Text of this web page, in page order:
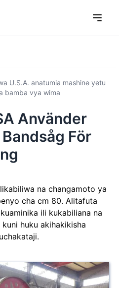
U.S.A. anatumia mashine yetu
bamba vya wima
Använder
För
na changamoto ya
cha cm 80. Alitafuta
ili kukabiliana na
huku akihakikisha